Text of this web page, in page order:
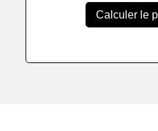
Calculer le